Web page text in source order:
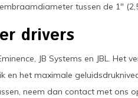
tussen de 1"
drivers
JB Systems en JBL. Het
het maximale
neem dan contact met ons